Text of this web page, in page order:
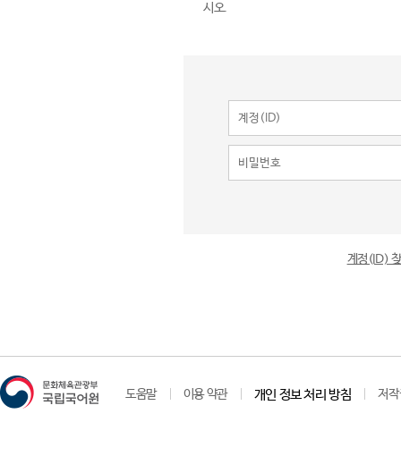
시오.
계정(ID)
도움말 이용 약관 개인 정보 처리 방침 저